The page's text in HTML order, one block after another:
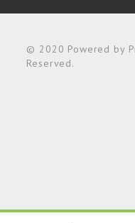
© 2020 Powered by
Reserved.